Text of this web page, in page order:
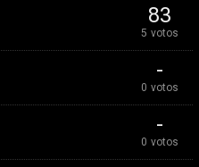
83
5 votos
-
0 votos
-
0 votos